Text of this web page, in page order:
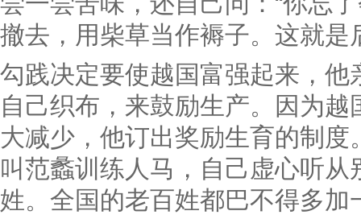
撤去，用柴草当作褥子。这就是
勾践决定要使越国富强起来，
自己织布，来鼓励生产。因为
大减少，他订出奖励生育的制
叫范蠡训练人马，自己虚心听
姓。全国的老百姓都巴不得多